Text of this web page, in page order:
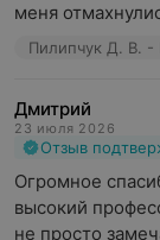
меня
Пилипчук Д. В. -
Дмитрий
23 июля 2026
Отзыв
Огромное
высокий
не просто